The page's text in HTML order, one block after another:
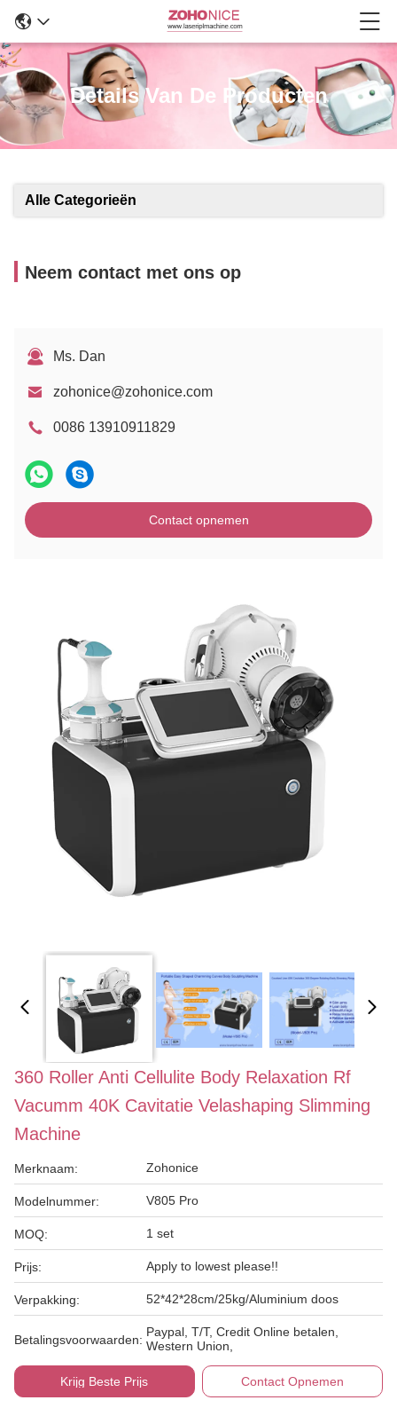
Details Van De Producten
Alle Categorieën
Neem contact met ons op
Ms. Dan
zohonice@zohonice.com
0086 13910911829
Contact opnemen
360 Roller Anti Cellulite Body Relaxation Rf
Vacumm 40K Cavitatie Velashaping Slimming
Machine
Merknaam: Zohonice
Modelnummer: V805 Pro
MOQ: 1 set
Prijs: Apply to lowest please!!
Verpakking: 52*42*28cm/25kg/Aluminium doos
Betalingsvoorwaarden:
Paypal, T/T, Credit Online betalen,
Western Union,
Krijg Beste Prijs Contact Opnemen